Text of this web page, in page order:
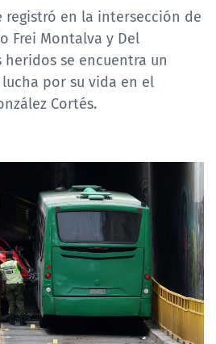
registró en la intersección de
Frei Montalva y Del
se encuentra un
por su vida en el
Cortés.